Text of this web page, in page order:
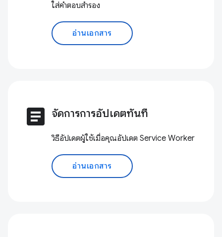
ใส่คำตอบสำรอง
อ่านเอกสาร
article จัดการการอัปเดตทันที
วิธีอัปเดตผู้ใช้เมื่อคุณอัปเดต Service Worker
อ่านเอกสาร